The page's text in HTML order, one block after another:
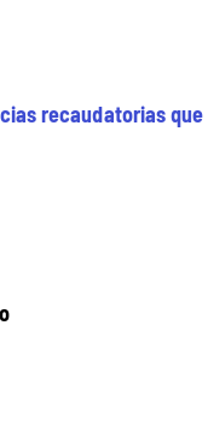
recaudatorias que